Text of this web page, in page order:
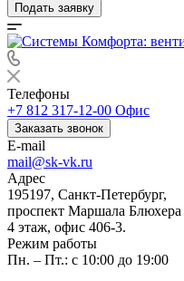
Подать заявку
Телефоны
+7 812 317-12-00 Офис
Заказать звонок
E-mail
mail@sk-vk.ru
Адрес
195197, Санкт-Петербург,
проспект Маршала Блюхера
4 этаж, офис 406-3.
Режим работы
Пн. – Пт.: с 10:00 до 19:00